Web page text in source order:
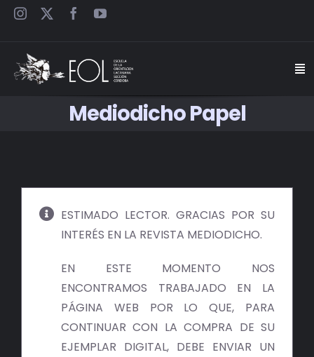
Saltar
JORNADAS
Mediodicho Papel
ESTIMADO LECTOR. GRACIAS POR SU
INTERÉS EN LA REVISTA MEDIODICHO.
EN ESTE MOMENTO NOS
ENCONTRAMOS TRABAJADO EN LA
PÁGINA WEB POR LO QUE, PARA
CONTINUAR CON LA COMPRA DE SU
EJEMPLAR DIGITAL, DEBE ENVIAR UN